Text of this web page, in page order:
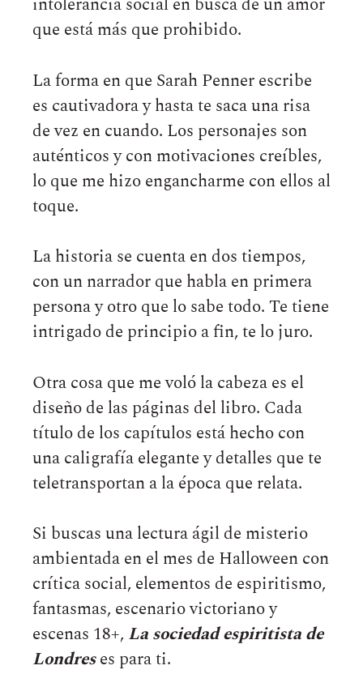
que está más que prohibido.
La forma en que Sarah Penner escribe
es cautivadora y hasta te saca una risa
de vez en cuando. Los personajes son
auténticos y con motivaciones creíbles,
lo que me hizo engancharme con ellos al
toque.
La historia se cuenta en dos tiempos,
con un narrador que habla en primera
persona y otro que lo sabe todo. Te tiene
intrigado de principio a fin, te lo juro.
Otra cosa que me voló la cabeza es el
diseño de las páginas del libro. Cada
título de los capítulos está hecho con
una caligrafía elegante y detalles que te
teletransportan a la época que relata.
Si buscas una lectura ágil de misterio
ambientada en el mes de Halloween con
crítica social, elementos de espiritismo,
fantasmas, escenario victoriano y
escenas 18+,La sociedad espiritista de
Londreses para ti.